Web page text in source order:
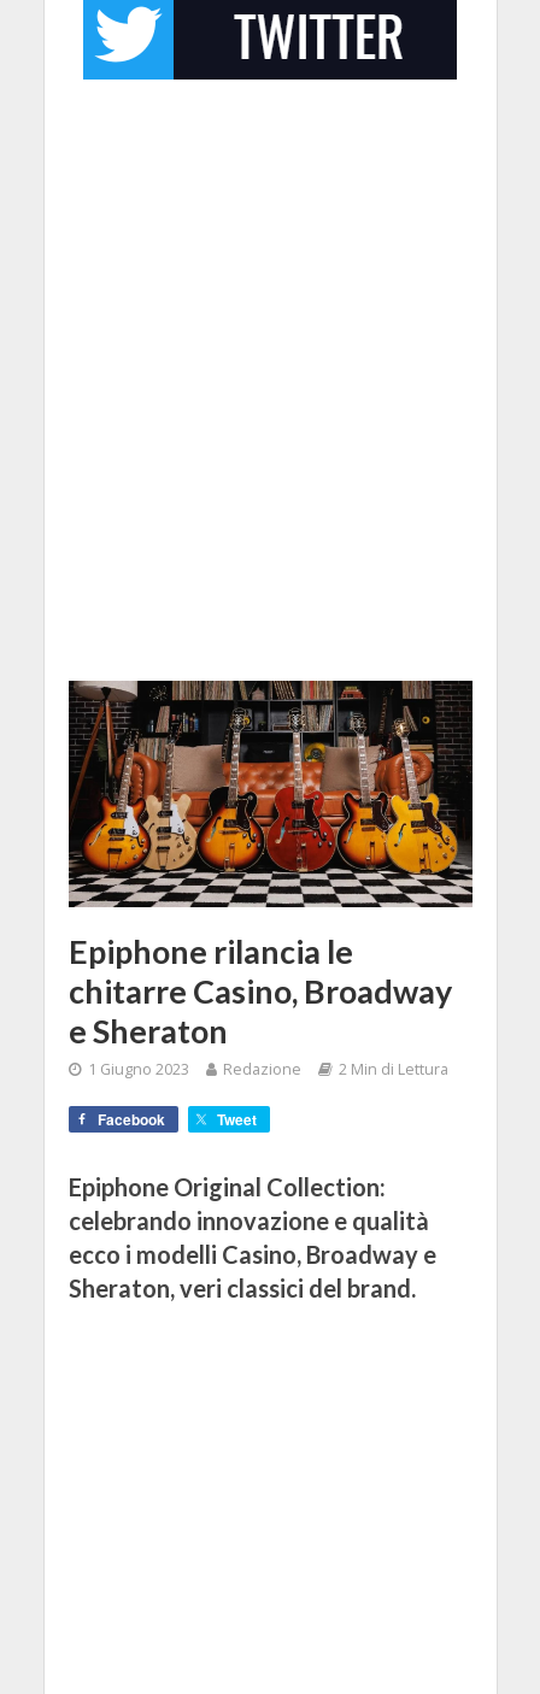
Epiphone rilancia le
chitarre Casino, Broadway
e Sheraton
1 Giugno 2023 Redazione 2 Min di Lettura
Facebook Tweet
Epiphone Original Collection:
celebrando innovazione e qualità
ecco i modelli Casino, Broadway e
Sheraton, veri classici del brand.